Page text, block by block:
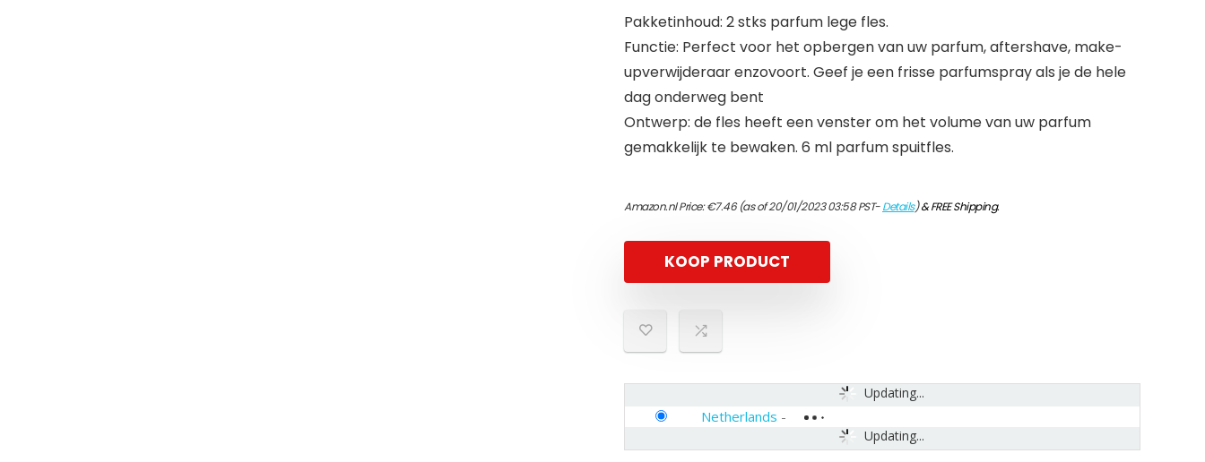
Pakketinhoud: 2 stks parfum lege fles.
Functie: Perfect voor het opbergen van uw parfum, aftershave, make-
upverwijderaar enzovoort. Geef je een frisse parfumspray als je de hele
dag onderweg bent
Ontwerp: de fles heeft een venster om het volume van uw parfum
gemakkelijk te bewaken. 6 ml parfum spuitfles.
Amazon.nl Price:€7.46(as of 20/01/2023 03:58 PST-Details)&FREE Shipping.
KOOP PRODUCT
Updating...
Updating...
Netherlands -